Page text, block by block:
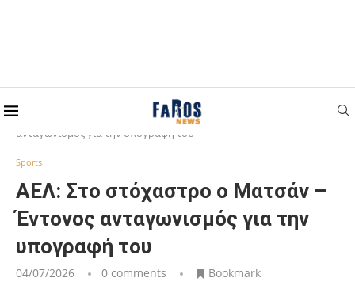
Home
ΑΕΛ: Στο στόχαστρο ο Ματσάν – Έντονος
ανταγωνισμός για την υπογραφή του
Sports
ΑΕΛ: Στο στόχαστρο ο Ματσάν –
Έντονος ανταγωνισμός για την
υπογραφή του
04/07/2026 0 comments Bookmark